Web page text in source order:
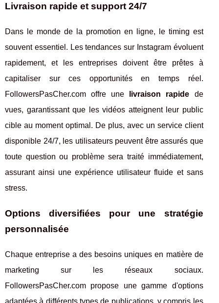
Livraison rapide et support 24/7
Dans le monde de la promotion en ligne, le timing est
souvent essentiel. Les tendances sur Instagram évoluent
rapidement, et les entreprises doivent être prêtes à
capitaliser sur ces opportunités en temps réel.
FollowersPasCher.com offre une
livraison rapide de
vues, garantissant que les vidéos atteignent leur public
cible au moment optimal. De plus, avec un service client
disponible 24/7, les utilisateurs peuvent être assurés que
toute question ou problème sera traité immédiatement,
assurant ainsi une expérience utilisateur fluide et sans
stress.
Options diversifiées pour une stratégie
personnalisée
Chaque entreprise a des besoins uniques en matière de
marketing sur les réseaux sociaux.
FollowersPasCher.com propose une gamme d'options
adaptées à différents types de publications, y compris les